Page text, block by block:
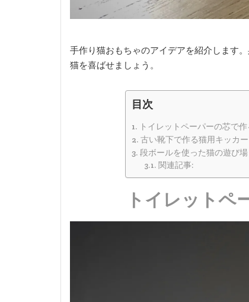
手作り猫おもちゃのアイデアを紹介します
猫を喜ばせましょう。
目次
トイレットペーパーの芯で
古い靴下で作る猫用キッカー
段ボールを使った猫の遊び場
関連記事:
トイレットペ